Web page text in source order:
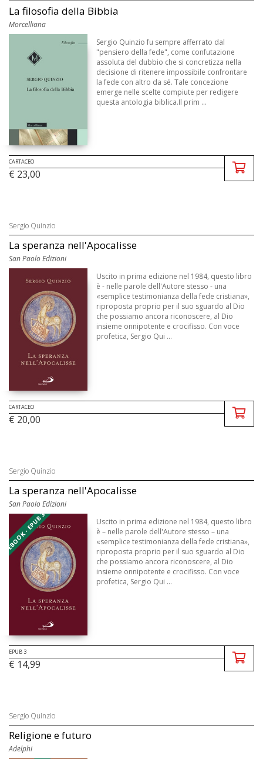
La filosofia della Bibbia
Morcelliana
Sergio Quinzio fu sempre afferrato dal
"pensiero della fede", come confutazione
assoluta del dubbio che si concretizza nella
decisione di ritenere impossibile confrontare
la fede con altro da sé. Tale concezione
emerge nelle scelte compiute per redigere
questa antologia biblica.Il prim ...
CARTACEO
€ 23,00
Sergio Quinzio
La speranza nell'Apocalisse
San Paolo Edizioni
Uscito in prima edizione nel 1984, questo libro
è - nelle parole dell'Autore stesso - una
«semplice testimonianza della fede cristiana»,
riproposta proprio per il suo sguardo al Dio
che possiamo ancora riconoscere, al Dio
insieme onnipotente e crocifisso. Con voce
profetica, Sergio Qui ...
CARTACEO
€ 20,00
Sergio Quinzio
La speranza nell'Apocalisse
San Paolo Edizioni
EBOOK - EPUB 3
Uscito in prima edizione nel 1984, questo libro
è – nelle parole dell'Autore stesso – una
«semplice testimonianza della fede cristiana»,
riproposta proprio per il suo sguardo al Dio
che possiamo ancora riconoscere, al Dio
insieme onnipotente e crocifisso. Con voce
profetica, Sergio Qui ...
EPUB 3
€ 14,99
Sergio Quinzio
Religione e futuro
Adelphi